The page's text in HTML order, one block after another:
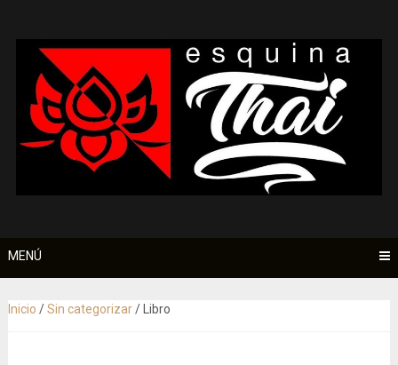
contenido
MENÚ
Inicio /Sin categorizar/ Libro